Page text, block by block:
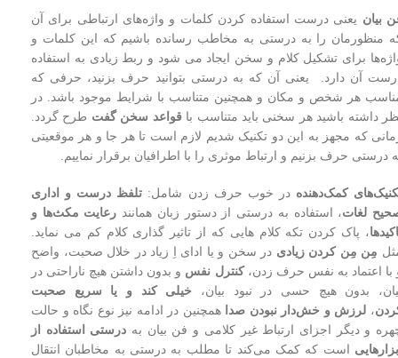
بیان یعنی درست استفاده کردن کلمات و واژه‌های ارتباطی برای آن
منظورمان را به درستی به مخاطب رسانده باشیم که این کلمات و
برای تشکیل کلام و سخن ایجاد می شود و ربط زیادی به استفاده
آن دارد. یعنی آن که به درستی بتوانید حرف بزنید، حرفی که
هر شخص و مکان و همچنین متناسب با شرایط موجود باشد. در
داشته باشید هر سخنی باید متناسب باقواعد سخن گفت طرح گردد.
که مجهز به این دو تکنیک شدیم لازم است تا هر جا و هر موقعیتی
درستی حرف بزنیم و ارتباط موثری را با اطرافیان برقرار نماییم.
کمک‌دهنده در خوب حرف زدن شامل: تلفظ درست و اداری
لغات، استفاده به درستی از دستور زبان همانند رعایت مکث‌ها و
، پاک کردن تکه کلام هایی که از تاثیر گذاری کلام کم می نماید.
مِن مِن کردن زیادی در سخن و یا ادای اِ زیاد در خلال صحبت، واضح
با اعتماد به نفس حرف زدن، کنترل نفس و بدون داشتن هیچ ناراحتی در
بدون هیچ حسی در نبود بیان، خیلی
کند و یا سریع صحبت
، لرزش و خش‌دار نبودن صدا همچنین در ادامه نیز نوع نگاه و حالت
و دیگر اجزای ارتباط غیر کلامی و فن بیان به درستی استفاده از
است که کمک می‌کند تا مطلب به درستی به مخاطبان انتقال